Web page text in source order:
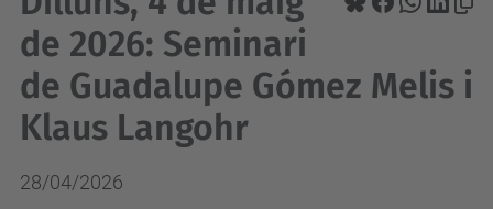
de 2026: Seminari
de Guadalupe Gómez Melis i
Klaus Langohr
28/04/2026